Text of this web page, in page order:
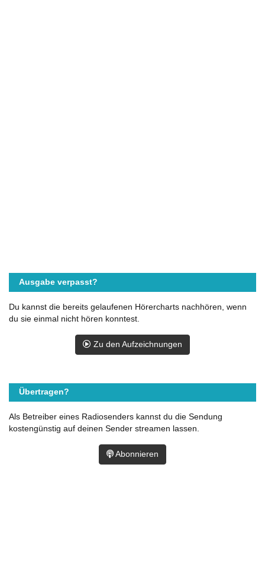
Ausgabe verpasst?
Du kannst die bereits gelaufenen Hörercharts nachhören, wenn
du sie einmal nicht hören konntest.
Zu den Aufzeichnungen
Übertragen?
Als Betreiber eines Radiosenders kannst du die Sendung
kostengünstig auf deinen Sender streamen lassen.
Abonnieren